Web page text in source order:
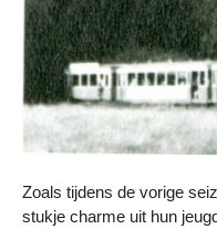
Zoals tijdens de vorige
stukje charme uit hun